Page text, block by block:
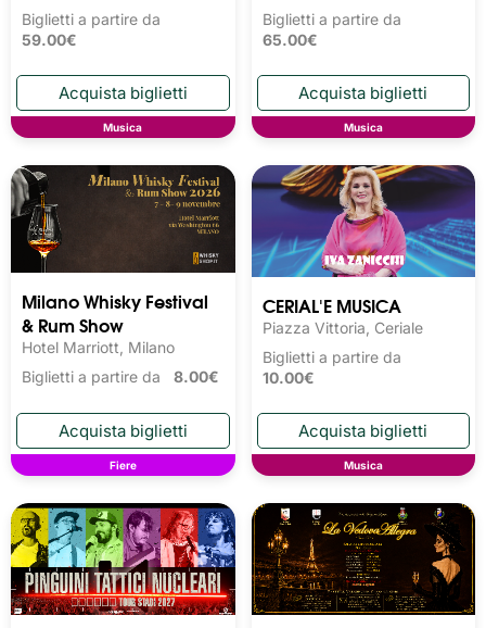
Biglietti a partire da
59.00€
Musica
Biglietti a partire da
65.00€
Musica
Milano Whisky Festival
& Rum Show
Hotel Marriott, Milano
Biglietti a partire da 8.00€
Fiere
CERIAL'E MUSICA
Piazza Vittoria, Ceriale
Biglietti a partire da
10.00€
Musica